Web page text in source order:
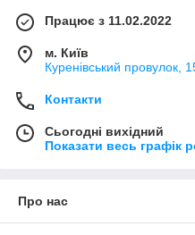
Працює з 11.02.2022
м. Київ
Куренівський провулок,
Контакти
Сьогодні вихідний
Показати весь графік
Про нас